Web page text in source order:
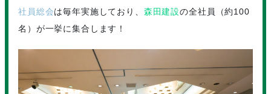
社員総会は毎年実施しており、 森田建設の全社員（約100
名）が一挙に集合します！